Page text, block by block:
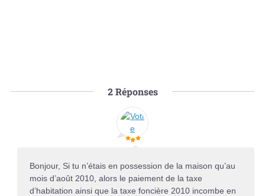
2Réponses
Bonjour, Si tu n’étais en possession de la maison qu’au
mois d’août 2010, alors le paiement de la taxe
d’habitation ainsi que la taxe foncière 2010 incombe en